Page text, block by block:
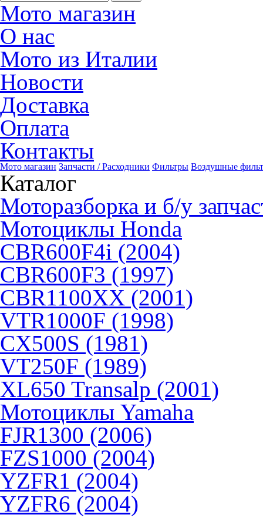
Мото магазин
О нас
Мото из Италии
Новости
Доставка
Оплата
Контакты
Мото магазин Запчасти / Расходники Фильтры Воздушные
Каталог
Моторазборка и б/у
Мотоциклы Honda
CBR600F4i (2004)
CBR600F3 (1997)
CBR1100XX (2001)
VTR1000F (1998)
CX500S (1981)
VT250F (1989)
XL650 Transalp (2001)
Мотоциклы Yamaha
FJR1300 (2006)
FZS1000 (2004)
YZFR1 (2004)
YZFR6 (2004)